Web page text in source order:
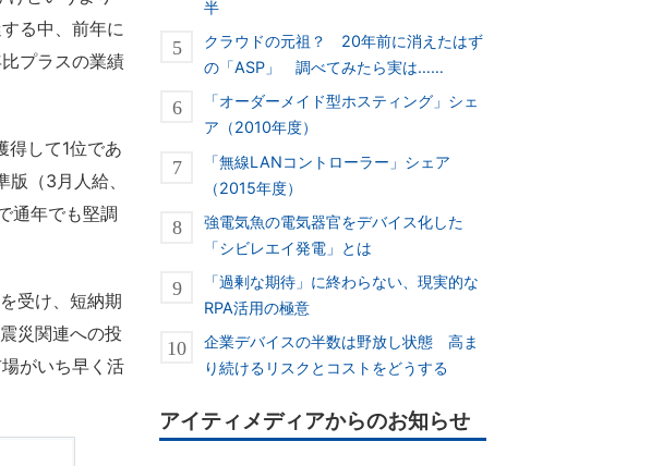
る中、前年に
プラスの業績
して1位であ
（3月人給、
通年でも堅調
受け、短納期
災関連への投
がいち早く活
半
クラウドの元祖？ 20年前に消えたはず
の「ASP」 調べてみたら実は……
「オーダーメイド型ホスティング」シェ
ア（2010年度）
「無線LANコントローラー」シェア
（2015年度）
強電気魚の電気器官をデバイス化した
「シビレエイ発電」とは
「過剰な期待」に終わらない、現実的な
RPA活用の極意
企業デバイスの半数は野放し状態 高ま
り続けるリスクとコストをどうする
アイティメディアからのお知らせ